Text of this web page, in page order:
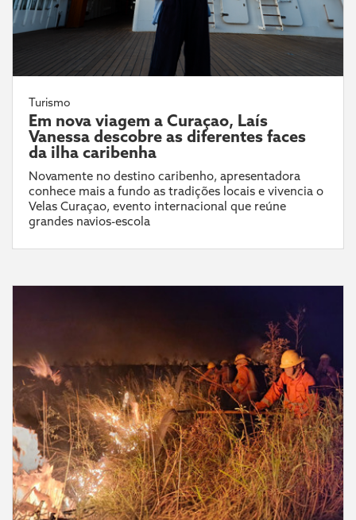
Turismo
Em nova viagem a Curaçao, Laís
Vanessa descobre as diferentes faces
da ilha caribenha
Novamente no destino caribenho, apresentadora
conhece mais a fundo as tradições locais e vivencia o
Velas Curaçao, evento internacional que reúne
grandes navios-escola